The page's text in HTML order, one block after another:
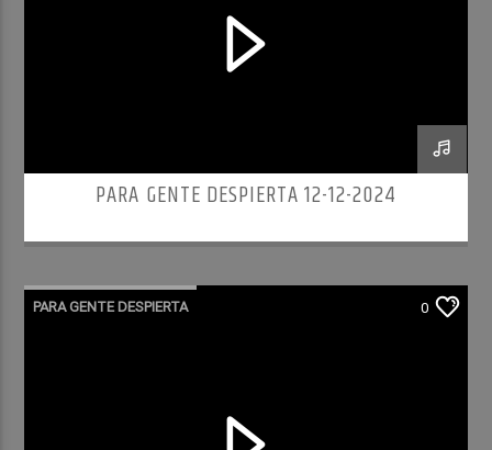
PARA GENTE DESPIERTA 12-12-2024
PARA GENTE DESPIERTA 0